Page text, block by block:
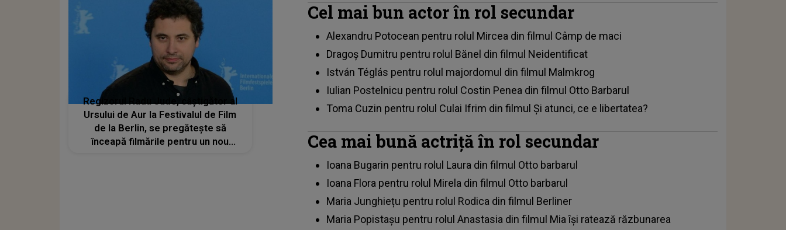
Cel mai bun actor în rol secundar
Alexandru Potocean pentru rolul Mircea din filmul Câmp de maci
Dragoș Dumitru pentru rolul Bănel din filmul Neidentificat
István Téglás pentru rolul majordomul din filmul Malmkrog
Iulian Postelnicu pentru rolul Costin Penea din filmul Otto Barbarul
Toma Cuzin pentru rolul Culai Ifrim din filmul Și atunci, ce e libertatea?
Cea mai bună actriță în rol secundar
Ioana Bugarin pentru rolul Laura din filmul Otto barbarul
Ioana Flora pentru rolul Mirela din filmul Otto barbarul
Maria Junghiețu pentru rolul Rodica din filmul Berliner
Maria Popistașu pentru rolul Anastasia din filmul Mia își ratează răzbunarea
Regizorul Radu Jude, câștigător al
Ursului de Aur la Festivalul de Film
de la Berlin, se pregătește să
înceapă filmările pentru un nou